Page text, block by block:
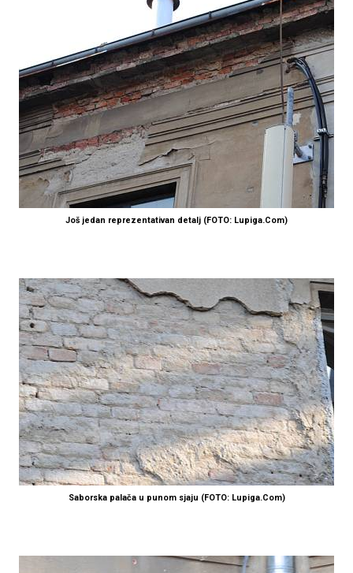
Još jedan reprezentativan detalj (FOTO: Lupiga.Com)
Saborska palača u punom sjaju (FOTO: Lupiga.Com)